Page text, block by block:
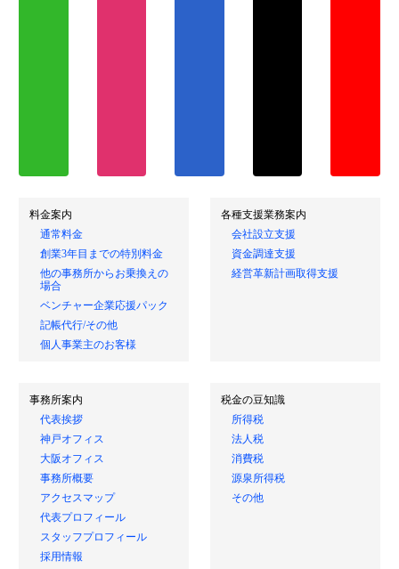
料金案内
通常料金
創業3年目までの特別料金
他の事務所からお乗換えの
場合
ベンチャー企業応援パック
記帳代行/その他
個人事業主のお客様
各種支援業務案内
会社設立支援
資金調達支援
経営革新計画取得支援
事務所案内
代表挨拶
神戸オフィス
大阪オフィス
事務所概要
アクセスマップ
代表プロフィール
スタッフプロフィール
採用情報
税金の豆知識
所得税
法人税
消費税
源泉所得税
その他